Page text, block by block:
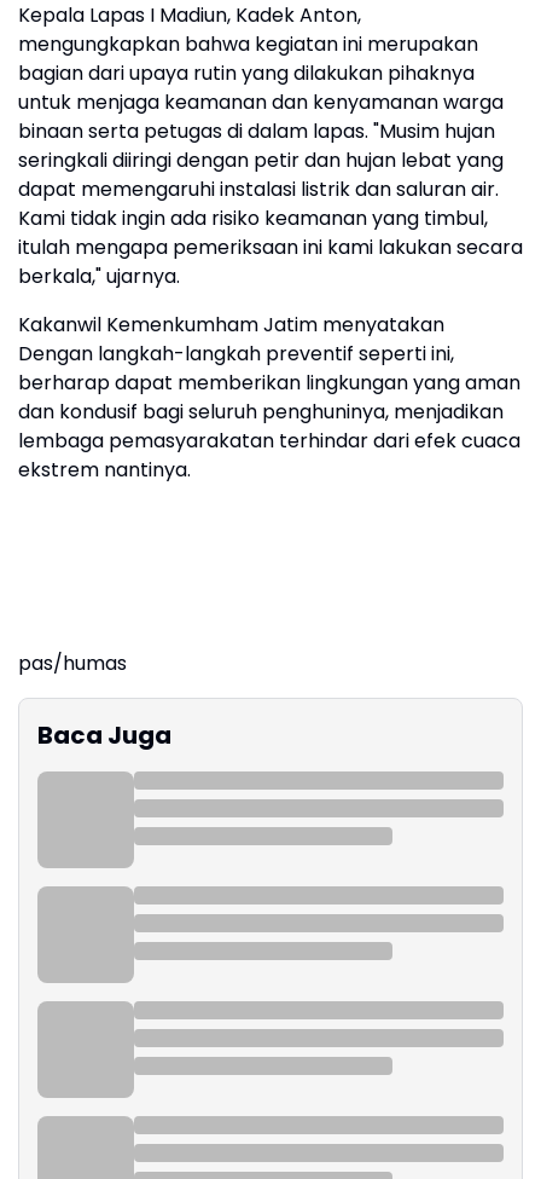
Kepala Lapas I Madiun, Kadek Anton,
mengungkapkan bahwa kegiatan ini merupakan
bagian dari upaya rutin yang dilakukan pihaknya
untuk menjaga keamanan dan kenyamanan warga
binaan serta petugas di dalam lapas. "Musim hujan
seringkali diiringi dengan petir dan hujan lebat yang
dapat memengaruhi instalasi listrik dan saluran air.
Kami tidak ingin ada risiko keamanan yang timbul,
itulah mengapa pemeriksaan ini kami lakukan secara
berkala," ujarnya.
Kakanwil Kemenkumham Jatim menyatakan
Dengan langkah-langkah preventif seperti ini,
berharap dapat memberikan lingkungan yang aman
dan kondusif bagi seluruh penghuninya, menjadikan
lembaga pemasyarakatan terhindar dari efek cuaca
ekstrem nantinya.
pas/humas
Baca Juga